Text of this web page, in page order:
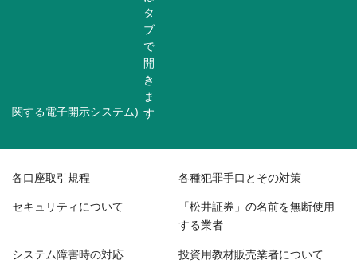
関する電子開示システム)
各口座取引規程 各種犯罪手口とその対策
セキュリティについて 「松井証券」の名前を無断使用
する業者
システム障害時の対応 投資用教材販売業者について